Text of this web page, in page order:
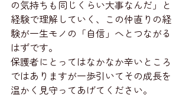
の気持ちも同じくらい大事なんだ」と
経験で理解していく、この仲直りの経
験が一生モノの「自信」へとつながる
はずです。
保護者にとってはなかなか辛いところ
ではありますが一歩引いてその成長を
温かく見守ってあげてください。